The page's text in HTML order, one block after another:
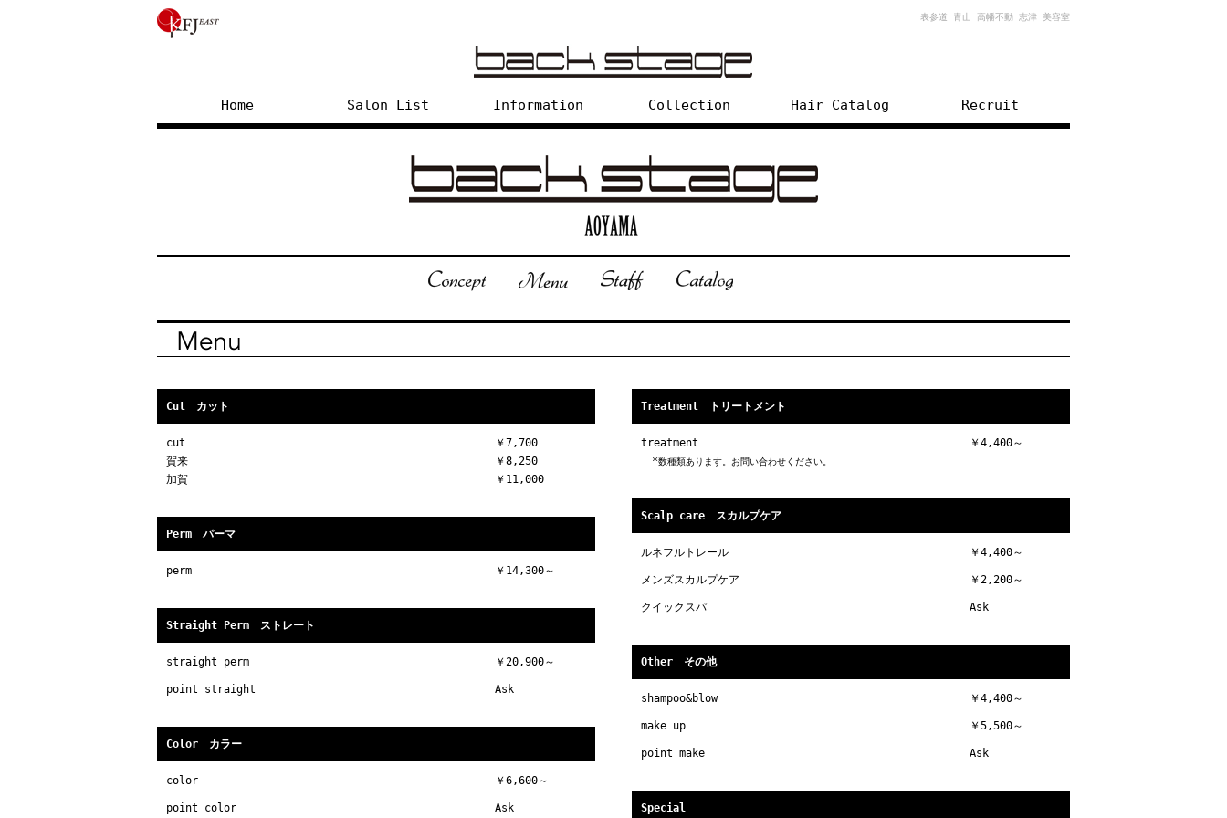
表参道 青山 高幡不動 志津 美容室
Home Salon List Information Collection Hair Catalog Recruit
Cut カット
cut
賀来
加賀
￥7,700
￥8,250
￥11,000
Perm パーマ
perm ￥14,300～
Straight Perm ストレート
straight perm ￥20,900～
point straight Ask
Color カラー
color ￥6,600～
point color Ask
Treatment トリートメント
treatment
*数種類あります。お問い合わせください。
￥4,400～
Scalp care スカルプケア
ルネフルトレール ￥4,400～
メンズスカルプケア ￥2,200～
クイックスパ Ask
Other その他
shampoo&blow ￥4,400～
make up ￥5,500～
point make Ask
Special